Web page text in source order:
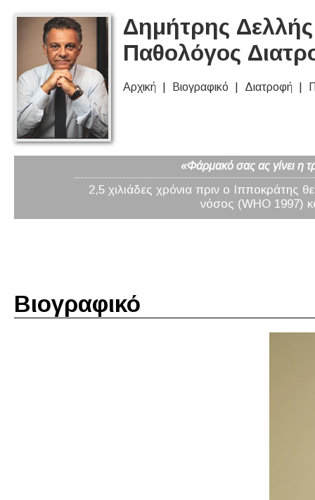
Δημήτρης
Παθολόγος
Αρχική Βιογραφικό Διατροφή
«Φάρμακό σας ας γίνει η
2,5 χιλιάδες χρόνια πριν ο Ιπποκράτης
νόσος (WHO 1997)
Βιογραφικό